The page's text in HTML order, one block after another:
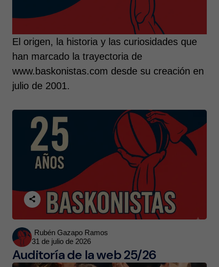
El origen, la historia y las curiosidades que
han marcado la trayectoria de
www.baskonistas.com desde su creación en
julio de 2001.
Posted
by
Rubén Gazapo Ramos
31 de julio de 2026
Auditoría de la web 25/26